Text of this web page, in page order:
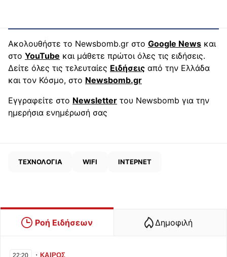
Ακολουθήστε το Newsbomb.gr στο Google News και
στο YouTube και μάθετε πρώτοι όλες τις ειδήσεις.
Δείτε όλες τις τελευταίες Ειδήσεις από την Ελλάδα
και τον Κόσμο, στο Newsbomb.gr
Εγγραφείτε στο Newsletter του Newsbomb για την
ημερήσια ενημέρωσή σας
ΤΕΧΝΟΛΟΓΙΑ WIFI ΙΝΤΕΡΝΕΤ
Ροή Ειδήσεων Δημοφιλή
22:20 ∙ΚΑΙΡΟΣ